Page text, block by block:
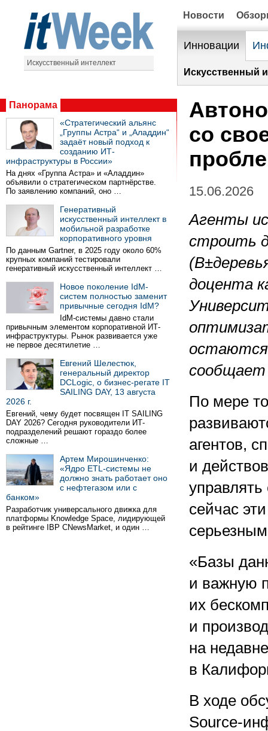
Искусственный интеллект
Новости
Инновации
Искусственный
Панорама
«Стратегический альянс
„Группы Астра“ и „Аладдин“
задаёт новый подход к
созданию ИТ-
инфраструктуры в России»
На днях «Группа Астра» и «Аладдин»
объявили о стратегическом партнёрстве.
По заявлению компаний, оно …
Генеративный
искусственный интеллект в
мобильной разработке
корпоративного уровня
По данным Gartner, в 2025 году около 60%
крупных компаний тестировали
генеративный искусственный интеллект …
Новое поколение IdM-
систем полностью заменит
привычные сегодня IdM?
IdM-системы давно стали
привычным элементом корпоративной ИТ-
инфраструктуры. Рынок развивается уже
не первое десятилетие …
Евгений Шелестюк,
генеральный директор
DCLogic, о бизнес-регате IT
SAILING DAY, 13 августа
2026 г.
Евгений, чему будет посвящен IT SAILING
DAY 2026? Сегодня руководители ИТ-
подразделений решают гораздо более
сложные …
Артем Мирошинченко:
«Ядро ETL-системы не
должно знать работает оно
с нефтегазом или с
банком»
Разработчик универсального движка для
платформы Knowledge Space, лидирующей
в рейтинге IBP CNewsMarket, и один …
со
15.06.2026
Агенты
строить
доцента
остаются
По мере
агентов,
и
сейчас
«Базы
и важную
их
и
на
в
В ходе
Source-